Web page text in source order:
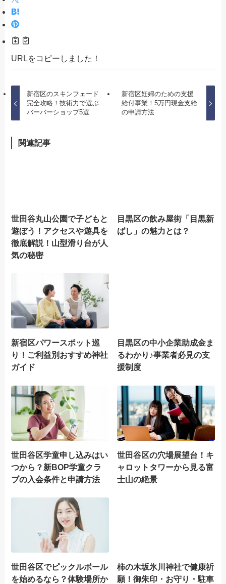
URLをコピーしました！
新宿区のスキンフェード
完全攻略！技術力で選ぶ
バーバーショップ5選
新宿区妊婦のための支援
給付事業！5万円現金支給
の申請方法
関連記事
世田谷丸山公園で子どもと
遊ぼう！アクセスや遊具を
徹底解説！山型滑り台が人
気の秘密
目黒区の飲み屋街「目黒新
ばし」の魅力とは？
新宿区パワースポット巡
り！ご利益別おすすめ神社
ガイド
目黒区の中小企業助成金ま
るわかり♪事業者必見の支
援制度
世田谷区学童申し込みはい
つから？新BOP学童クラ
ブの入会条件と申請方法
世田谷区の穴場展望台！キ
ャロットタワーから見る富
士山の絶景
世田谷区でピックルボール
を始めるなら？体験場所か
柿の木坂氷川神社で健康祈
願！御朱印・お守り・駐車